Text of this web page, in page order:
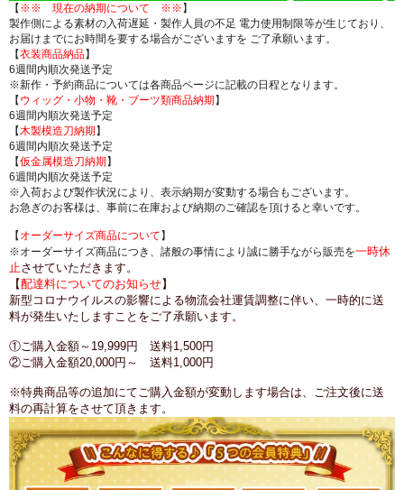
【 ※※ 現在の納期について ※※ 】
製作側による素材の入荷遅延・製作人員の不足 電力使用制限等が生じており、
お届けまでにお時間を要する場合がございますを ご了承願います。
【衣装商品納品】
6週間内順次発送予定
※新作・予約商品については各商品ページに記載の日程となります。
【 ウィッグ・小物・靴・ブーツ類商品納期 】
6週間内順次発送予定
【木製模造刀納期 】
6週間内順次発送予定
【仮金属模造刀納期 】
6週間内順次発送予定
※入荷および製作状況により、表示納期が変動する場合もございます。
お急ぎのお客様は、事前に在庫および納期のご確認を頂けると幸いです。
【 オーダーサイズ商品について 】
※オーダーサイズ商品につき、諸般の事情により誠に勝手ながら販売を一時休
止させていただきます。
【配達料についてのお知らせ】
新型コロナウイルスの影響による物流会社運賃調整に伴い、一時的に送
料が発生いたしますことをご了承願います。
①ご購入金額～19,999円 送料1,500円
②ご購入金額20,000円～ 送料1,000円
※特典商品等の追加にてご購入金額が変動します場合は、ご注文後に送
料の再計算をさせて頂きます。